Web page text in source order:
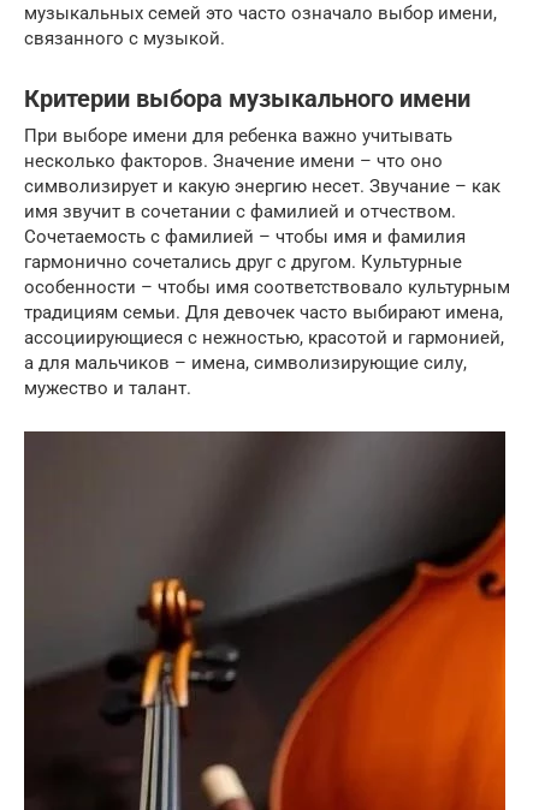
музыкальных семей это часто означало выбор имени,
связанного с музыкой.
Критерии выбора музыкального имени
При выборе имени для ребенка важно учитывать
несколько факторов. Значение имени – что оно
символизирует и какую энергию несет. Звучание – как
имя звучит в сочетании с фамилией и отчеством.
Сочетаемость с фамилией – чтобы имя и фамилия
гармонично сочетались друг с другом. Культурные
особенности – чтобы имя соответствовало культурным
традициям семьи. Для девочек часто выбирают имена,
ассоциирующиеся с нежностью, красотой и гармонией,
а для мальчиков – имена, символизирующие силу,
мужество и талант.